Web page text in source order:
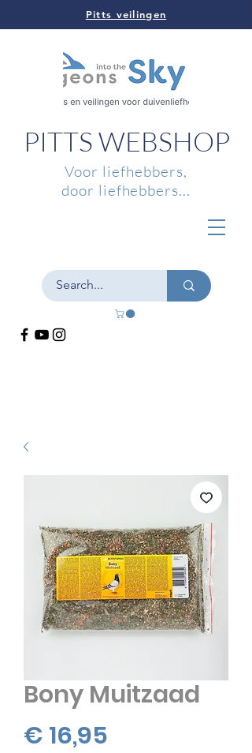
Pitts veilingen
PITTS WEBSHOP
Voor liefhebbers,
door liefhebbers...
Bony Muitzaad
€ 16,95